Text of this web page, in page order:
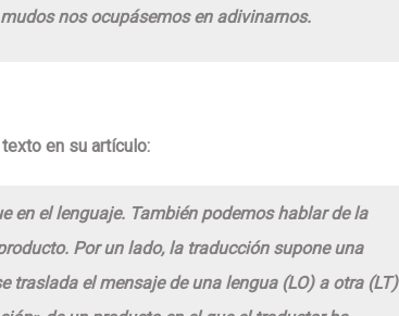
nos ocupásemos en adivinarnos.
en su artículo:
en el lenguaje. También podemos hablar de la
Por un lado, la traducción supone una
traslada el mensaje de una lengua (LO) a otra (LT)